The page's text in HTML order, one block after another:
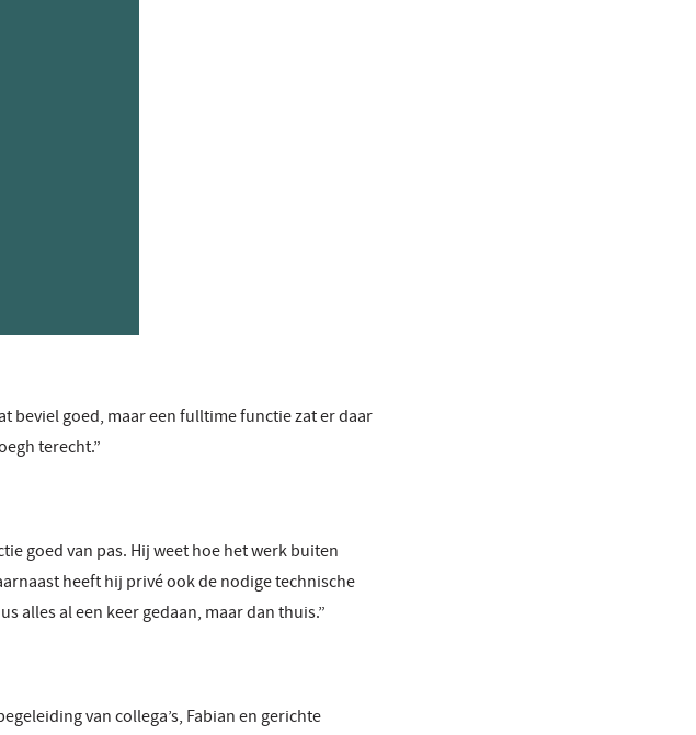
beviel goed, maar een fulltime functie zat er daar
terecht.”
goed van pas. Hij weet hoe het werk buiten
heeft hij privé ook de nodige technische
alles al een keer gedaan, maar dan thuis.”
van collega’s, Fabian en gerichte